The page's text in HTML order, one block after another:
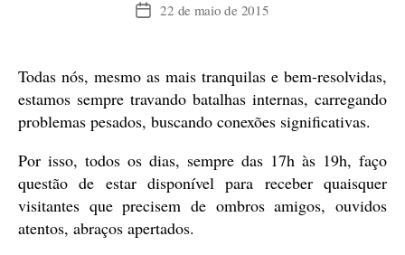
Data22 de maio de 2015
Todas nós, mesmo as mais tranquilas e bem-resolvidas,
estamos sempre travando batalhas internas, carregando
problemas pesados, buscando conexões significativas.
Por isso, todos os dias, sempre das 17h às 19h, faço
questão de estar disponível para receber quaisquer
visitantes que precisem de ombros amigos, ouvidos
atentos, abraços apertados.